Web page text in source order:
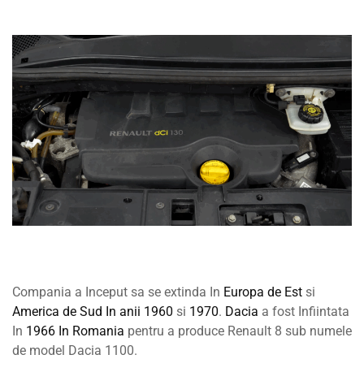
Compania a Inceput sa se extinda In Europa de Est si
America de Sud In anii 1960 si 1970. Dacia a fost Infiintata
In 1966 In Romania pentru a produce Renault 8 sub numele
de model Dacia 1100.